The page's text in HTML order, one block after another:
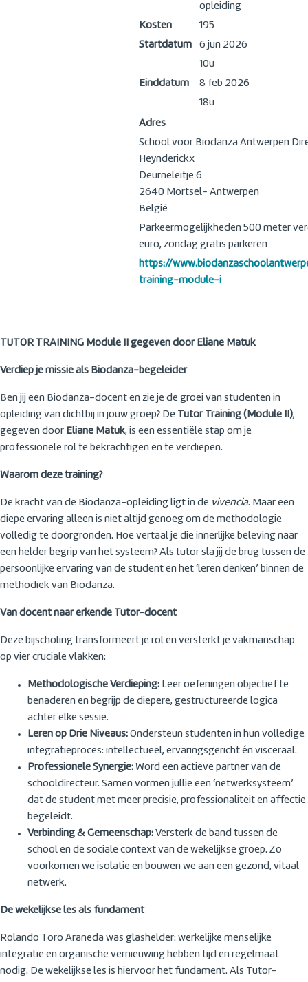
opleiding
Kosten
195
Startdatum
6 jun 2026
10u
Einddatum
8 feb 2026
18u
Adres
School voor Biodanza Antwerpen
Heynderickx
Deurneleitje 6
2640 Mortsel- Antwerpen
België
Parkeermogelijkheden 500 meter
euro, zondag gratis parkeren
https://
training-module-i
TUTOR TRAINING Module II gegeven door Eliane Matuk
Verdiep je missie als Biodanza-begeleider
Ben jij een Biodanza-docent en zie je de groei van studenten in
opleiding van dichtbij in jouw groep? De Tutor Training (Module II),
gegeven door Eliane Matuk, is een essentiële stap om je
professionele rol te bekrachtigen en te verdiepen.
Waarom deze training?
De kracht van de Biodanza-opleiding ligt in de vivencia. Maar een
diepe ervaring alleen is niet altijd genoeg om de methodologie
volledig te doorgronden. Hoe vertaal je die innerlijke beleving naar
een helder begrip van het systeem? Als tutor sla jij de brug tussen de
persoonlijke ervaring van de student en het ‘leren denken’ binnen de
methodiek van Biodanza.
Van docent naar erkende Tutor-docent
Deze bijscholing transformeert je rol en versterkt je vakmanschap
op vier cruciale vlakken:
Methodologische Verdieping: Leer oefeningen objectief te
benaderen en begrijp de diepere, gestructureerde logica
achter elke sessie.
Leren op Drie Niveaus: Ondersteun studenten in hun volledige
integratieproces: intellectueel, ervaringsgericht én visceraal.
Professionele Synergie: Word een actieve partner van de
schooldirecteur. Samen vormen jullie een ‘netwerksysteem’
dat de student met meer precisie, professionaliteit en affectie
begeleidt.
Verbinding & Gemeenschap: Versterk de band tussen de
school en de sociale context van de wekelijkse groep. Zo
voorkomen we isolatie en bouwen we aan een gezond, vitaal
netwerk.
De wekelijkse les als fundament
Rolando Toro Araneda was glashelder: werkelijke menselijke
integratie en organische vernieuwing hebben tijd en regelmaat
nodig. De wekelijkse les is hiervoor het fundament. Als Tutor-